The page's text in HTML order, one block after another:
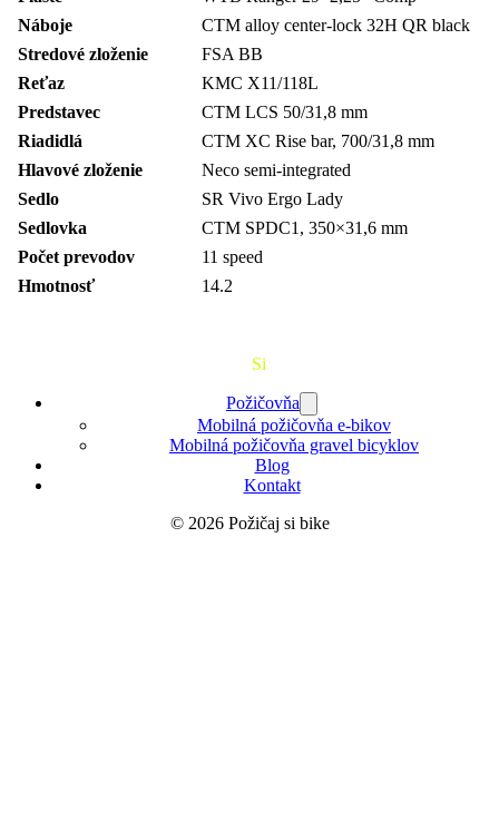
Náboje
CTM alloy center-lock 32H QR black
Stredové zloženie
FSA BB
Reťaz
KMC X11/118L
Predstavec
CTM LCS 50/31,8 mm
Riadidlá
CTM XC Rise bar, 700/31,8 mm
Hlavové zloženie
Neco semi-integrated
Sedlo
SR Vivo Ergo Lady
Sedlovka
CTM SPDC1, 350×31,6 mm
Počet prevodov
11 speed
Hmotnosť
14.2
Si
Požičovňa
Mobilná požičovňa e-bikov
Mobilná požičovňa gravel bicyklov
Blog
Kontakt
© 2026 Požičaj si bike